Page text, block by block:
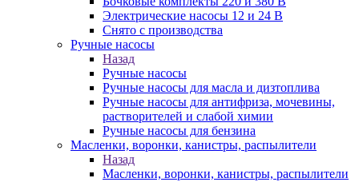
Электрические насосы 12 и 24 В
Снято с производства
Ручные насосы
Назад
Ручные насосы
Ручные насосы для масла и дизтоплива
Ручные насосы для антифриза, мочевины,
растворителей и слабой химии
Ручные насосы для бензина
Масленки, воронки, канистры, распылители
Назад
Масленки, воронки, канистры, распылители